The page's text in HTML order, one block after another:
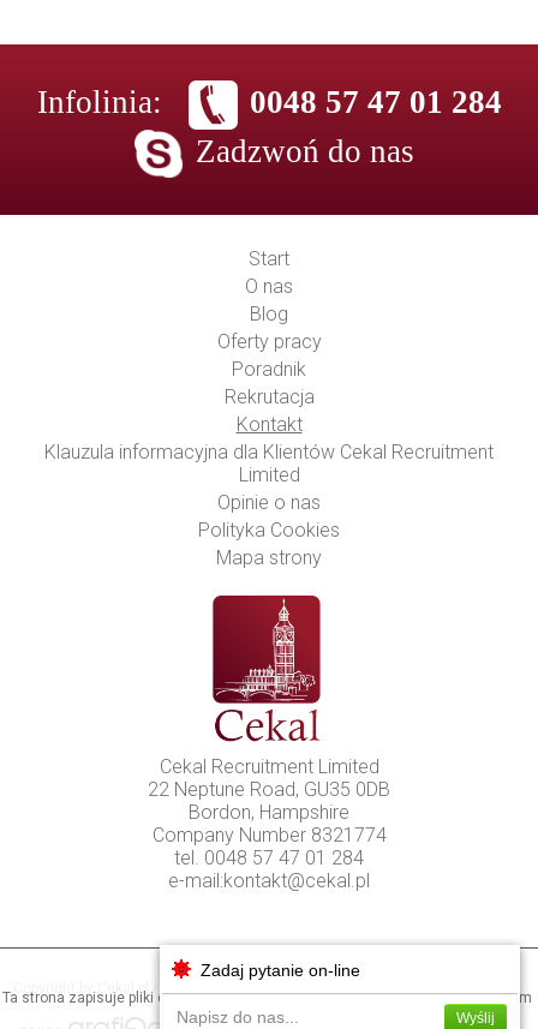
Infolinia:
0048 57 47 01 284
Zadzwoń do nas
Start
O nas
Blog
Oferty pracy
Poradnik
Rekrutacja
Kontakt
Klauzula informacyjna dla Klientów Cekal Recruitment
Limited
Opinie o nas
Polityka Cookies
Mapa strony
Cekal Recruitment Limited
22 Neptune Road, GU35 0DB
Bordon, Hampshire
Company Number 8321774
tel. 0048 57 47 01 284
e-mail:kontakt@cekal.pl
Copyright by Cekal.pl / All rights reserved © 2026
Cookies
Ta strona zapisuje pliki cookies na Twoim urządzeniu. Dowiedz się więcej o tym
w naszej polityce prywatności
Zadaj pytanie on-line
Napisz do nas... Wyślij